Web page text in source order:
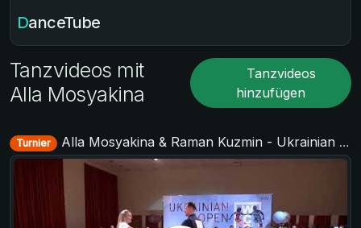
DanceTube
Tanzvideos mit
Alla Mosyakina
Tanzvideos
hinzufügen
Turnier Alla Mosyakina & Raman Kuzmin - Ukrainian Open 2018